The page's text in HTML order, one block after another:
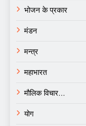
भोजन के प्रकार
मंडन
मन्त्र
महाभारत
मौलिक विचार…
योग